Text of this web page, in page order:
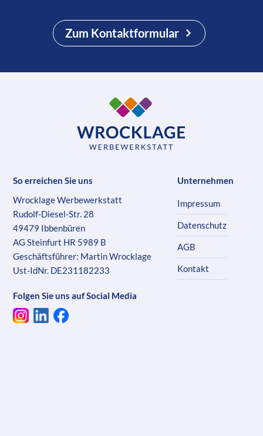
Zum Kontaktformular
So erreichen Sie uns
Wrocklage Werbewerkstatt
Rudolf-Diesel-Str. 28
49479 Ibbenbüren
AG Steinfurt HR 5989 B
Geschäftsführer: Martin Wrocklage
Ust-IdNr. DE231182233
Folgen Sie uns auf Social Media
Unternehmen
Impressum
Datenschutz
AGB
Kontakt